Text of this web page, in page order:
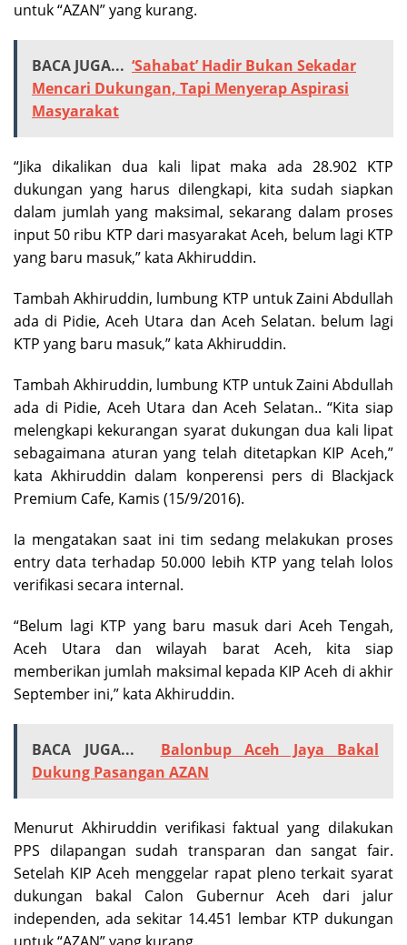
untuk “AZAN” yang kurang.
BACA JUGA... ‘Sahabat’ Hadir Bukan Sekadar
Mencari Dukungan, Tapi Menyerap Aspirasi
Masyarakat
“Jika dikalikan dua kali lipat maka ada 28.902 KTP
dukungan yang harus dilengkapi, kita sudah siapkan
dalam jumlah yang maksimal, sekarang dalam proses
input 50 ribu KTP dari masyarakat Aceh, belum lagi KTP
yang baru masuk,” kata Akhiruddin.
Tambah Akhiruddin, lumbung KTP untuk Zaini Abdullah
ada di Pidie, Aceh Utara dan Aceh Selatan. belum lagi
KTP yang baru masuk,” kata Akhiruddin.
Tambah Akhiruddin, lumbung KTP untuk Zaini Abdullah
ada di Pidie, Aceh Utara dan Aceh Selatan.. “Kita siap
melengkapi kekurangan syarat dukungan dua kali lipat
sebagaimana aturan yang telah ditetapkan KIP Aceh,”
kata Akhiruddin dalam konperensi pers di Blackjack
Premium Cafe, Kamis (15/9/2016).
Ia mengatakan saat ini tim sedang melakukan proses
entry data terhadap 50.000 lebih KTP yang telah lolos
verifikasi secara internal.
“Belum lagi KTP yang baru masuk dari Aceh Tengah,
Aceh Utara dan wilayah barat Aceh, kita siap
memberikan jumlah maksimal kepada KIP Aceh di akhir
September ini,” kata Akhiruddin.
BACA JUGA...
Balonbup Aceh Jaya Bakal
Dukung Pasangan AZAN
Menurut Akhiruddin verifikasi faktual yang dilakukan
PPS dilapangan sudah transparan dan sangat fair.
Setelah KIP Aceh menggelar rapat pleno terkait syarat
dukungan bakal Calon Gubernur Aceh dari jalur
independen, ada sekitar 14.451 lembar KTP dukungan